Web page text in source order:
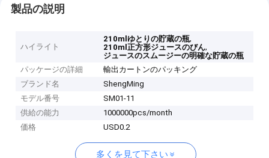
製品の説明
ハイライト
210mlゆとりの貯蔵の瓶,
210ml正方形ジュースのびん,
ジュースのスムージーの明確な貯蔵の瓶
パッケージの詳細
輸出カートンのパッキング
ブランド名
ShengMing
モデル番号
SM01-11
供給の能力
1000000pcs/month
価格
USD0.2
多くを見て下さい